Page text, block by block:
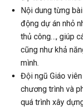
Nội dung từng
động dự án nhỏ
thủ công…, giúp
cũng như khả
mình.
Đội ngũ Giáo
chương trình và
quá trình xây